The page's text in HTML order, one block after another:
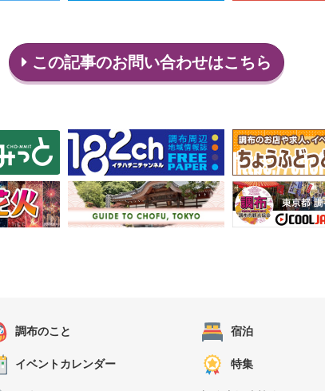
この記事のお問い合わせはこちら
調布のこと
イベントカレンダー
宿泊
特集